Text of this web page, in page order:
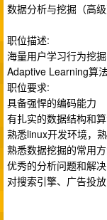
数据分析与挖掘（高
职位描述:
海量用户学习行为挖
Adaptive Learning算
职位要求:
具备强悍的编码能力
有扎实的数据结构和
熟悉linux开发环境，
熟悉数据挖掘的常用
优秀的分析问题和解
对搜索引擎、广告投